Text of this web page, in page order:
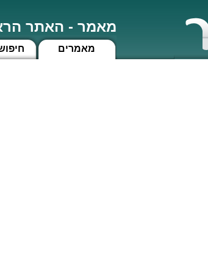
מאמר - האתר
מאמרים